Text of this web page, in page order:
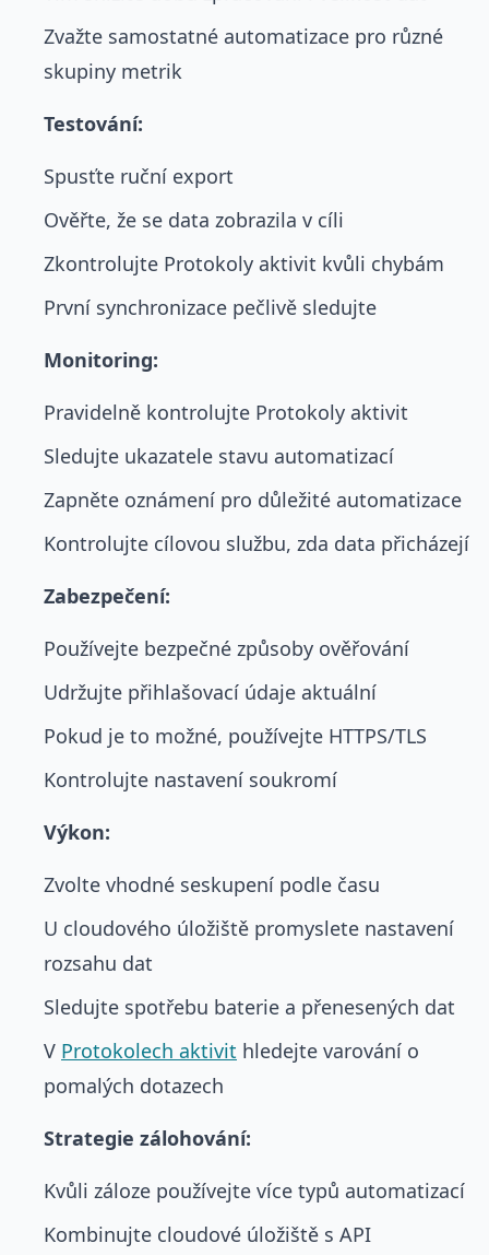
Zvažte samostatné automatizace pro různé
skupiny metrik
Testování:
Spusťte ruční export
Ověřte, že se data zobrazila v cíli
Zkontrolujte Protokoly aktivit kvůli chybám
První synchronizace pečlivě sledujte
Monitoring:
Pravidelně kontrolujte Protokoly aktivit
Sledujte ukazatele stavu automatizací
Zapněte oznámení pro důležité automatizace
Kontrolujte cílovou službu, zda data přicházejí
Zabezpečení:
Používejte bezpečné způsoby ověřování
Udržujte přihlašovací údaje aktuální
Pokud je to možné, používejte HTTPS/TLS
Kontrolujte nastavení soukromí
Výkon:
Zvolte vhodné seskupení podle času
U cloudového úložiště promyslete nastavení
rozsahu dat
Sledujte spotřebu baterie a přenesených dat
V Protokolech aktivit hledejte varování o
pomalých dotazech
Strategie zálohování:
Kvůli záloze používejte více typů automatizací
Kombinujte cloudové úložiště s API